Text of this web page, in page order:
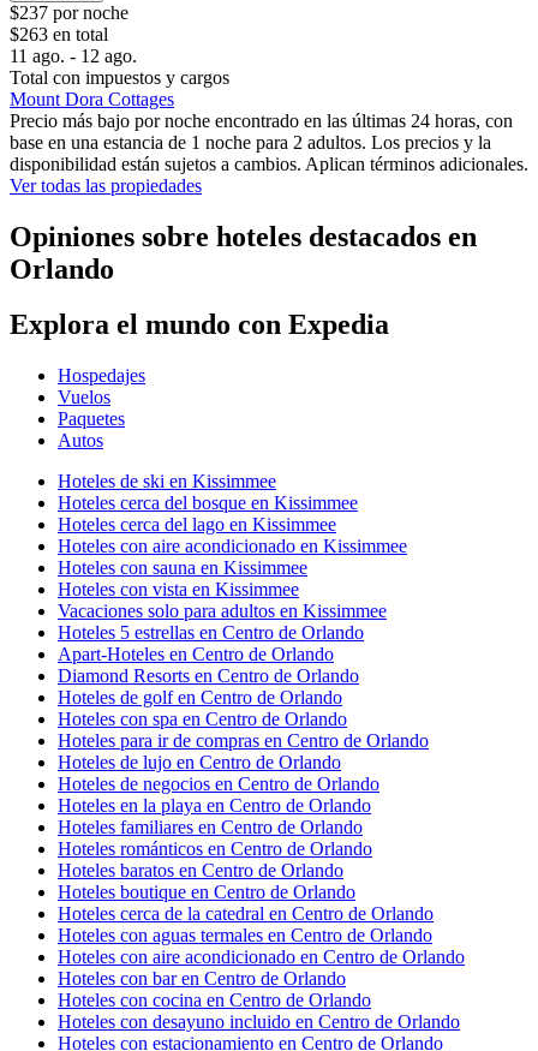
$237 por noche
$263 en total
11 ago. - 12 ago.
Total con impuestos y cargos
Mount Dora Cottages
Precio más bajo por noche encontrado en las últimas 24 horas, con
base en una estancia de 1 noche para 2 adultos. Los precios y la
disponibilidad están sujetos a cambios. Aplican términos adicionales.
Ver todas las propiedades
Opiniones sobre hoteles destacados en
Orlando
Explora el mundo con Expedia
Hospedajes
Vuelos
Paquetes
Autos
Hoteles de ski en Kissimmee
Hoteles cerca del bosque en Kissimmee
Hoteles cerca del lago en Kissimmee
Hoteles con aire acondicionado en Kissimmee
Hoteles con sauna en Kissimmee
Hoteles con vista en Kissimmee
Vacaciones solo para adultos en Kissimmee
Hoteles 5 estrellas en Centro de Orlando
Apart-Hoteles en Centro de Orlando
Diamond Resorts en Centro de Orlando
Hoteles de golf en Centro de Orlando
Hoteles con spa en Centro de Orlando
Hoteles para ir de compras en Centro de Orlando
Hoteles de lujo en Centro de Orlando
Hoteles de negocios en Centro de Orlando
Hoteles en la playa en Centro de Orlando
Hoteles familiares en Centro de Orlando
Hoteles románticos en Centro de Orlando
Hoteles baratos en Centro de Orlando
Hoteles boutique en Centro de Orlando
Hoteles cerca de la catedral en Centro de Orlando
Hoteles con aguas termales en Centro de Orlando
Hoteles con aire acondicionado en Centro de Orlando
Hoteles con bar en Centro de Orlando
Hoteles con cocina en Centro de Orlando
Hoteles con desayuno incluido en Centro de Orlando
Hoteles con estacionamiento en Centro de Orlando